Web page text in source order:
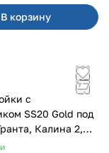
В корзину
с
SS20 Gold под